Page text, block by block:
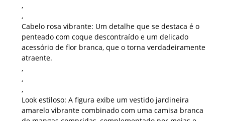
,
,
Cabelo rosa vibrante: Um detalhe que se destaca é o
penteado com coque descontraído e um delicado
acessório de flor branca, que o torna verdadeiramente
atraente.
,
,
,
Look estiloso: A figura exibe um vestido jardineira
amarelo vibrante combinado com uma camisa branca